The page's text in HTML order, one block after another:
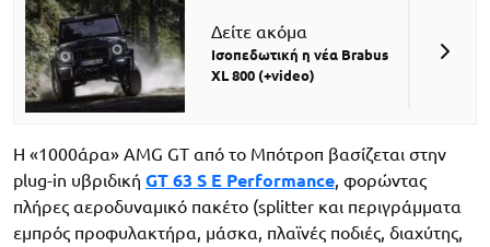
Δείτε ακόμα
Ισοπεδωτική η νέα Brabus
XL 800 (+video)
Η «1000άρα» AMG GT από το Μπότροπ βασίζεται στην
plug-in υβριδική GT 63 S E Performance , φορώντας
πλήρες αεροδυναμικό πακέτο (splitter και περιγράμματα
εμπρός προφυλακτήρα, μάσκα, πλαϊνές ποδιές, διαχύτης,